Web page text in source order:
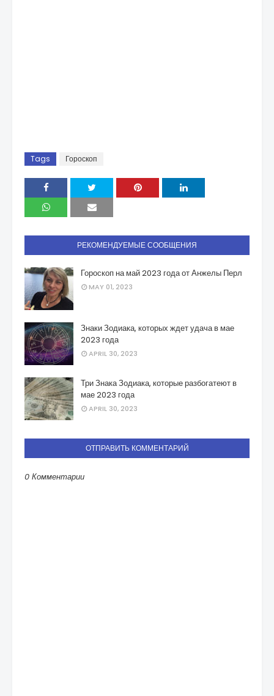
Tags Гороскоп
РЕКОМЕНДУЕМЫЕ СООБЩЕНИЯ
Гороскоп на май 2023 года от Анжелы Перл
MAY 01, 2023
Знаки Зодиака, которых ждет удача в мае
2023 года
APRIL 30, 2023
Три Знака Зодиака, которые разбогатеют в
мае 2023 года
APRIL 30, 2023
ОТПРАВИТЬ КОММЕНТАРИЙ
0 Комментарии